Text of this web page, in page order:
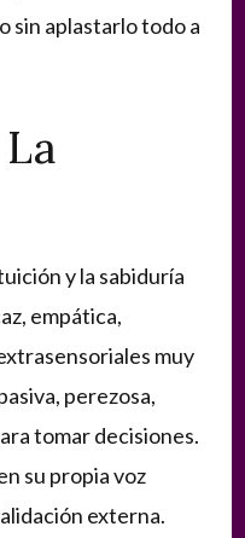
sin aplastarlo todo a
y la sabiduría
empática,
muy
perezosa,
tomar decisiones.
su propia voz
externa.